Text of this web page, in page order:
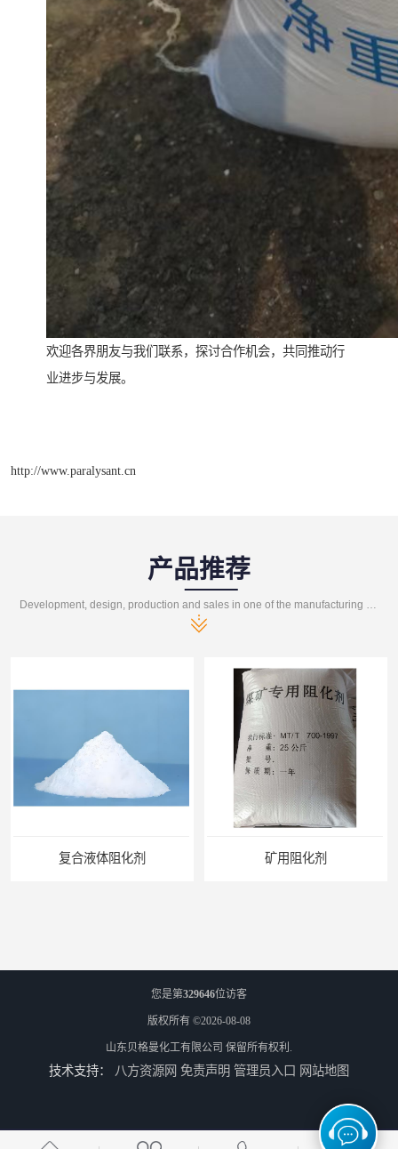
欢迎各界朋友与我们联系，探讨合作机会，共同推动行
业进步与发展。
http://www.paralysant.cn
产品推荐
Development, design, production and sales in one of the manufacturing enterprises
矿用阻化剂 悬浮剂配方
您是第329646位访客
版权所有 ©2026-08-08
山东贝格曼化工有限公司 保留所有权利.
技术支持： 八方资源网 免责声明 管理员入口 网站地图